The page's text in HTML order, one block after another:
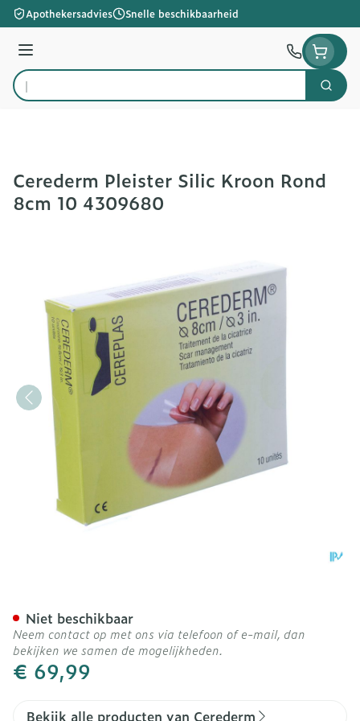
Ga naar de inhoud
Apothekersadvies Snelle beschikbaarheid
Menu
Product, merk, categorie...
Zoek
Cerederm Pleister Silic Kroon Rond
8cm 10 4309680
€ 69,99
Niet beschikbaar
Neem contact op met ons via telefoon of e-mail, dan
bekijken we samen de mogelijkheden.
Bekijk alle producten van Cerederm